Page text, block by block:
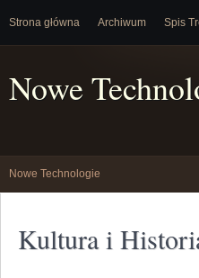
Strona główna Archiwum Spis
Nowe
Nowe Technologie
Kultura i